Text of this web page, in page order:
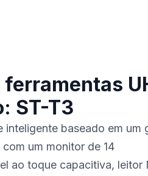
ST-T3
inteligente baseado em um
um monitor de 14
ao toque capacitiva, leitor